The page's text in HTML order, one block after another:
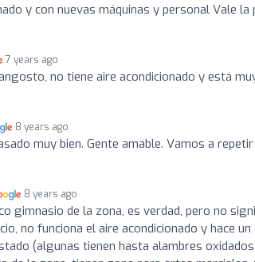
y con nuevas máquinas y personal Vale la
7 years ago
no tiene aire acondicionado y está
8 years ago
muy bien. Gente amable. Vamos a
8 years ago
gimnasio de la zona, es verdad, pero no
no funciona el aire acondicionado y hace
(algunas tienen hasta alambres